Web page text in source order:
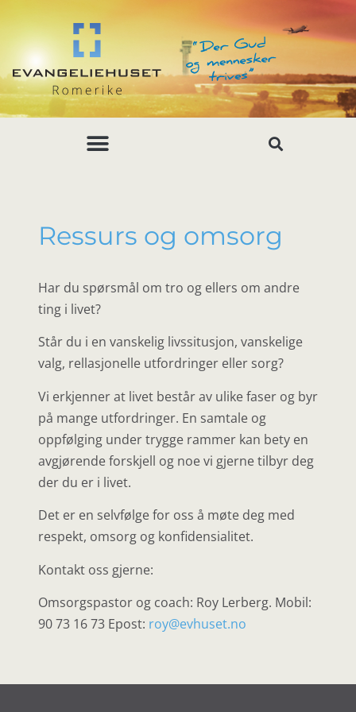
Ressurs og omsorg
Har du spørsmål om tro og ellers om andre
ting i livet?
Står du i en vanskelig livssitusjon, vanskelige
valg, rellasjonelle utfordringer eller sorg?
Vi erkjenner at livet består av ulike faser og byr
på mange utfordringer. En samtale og
oppfølging under trygge rammer kan bety en
avgjørende forskjell og noe vi gjerne tilbyr deg
der du er i livet.
Det er en selvfølge for oss å møte deg med
respekt, omsorg og konfidensialitet.
Kontakt oss gjerne:
Omsorgspastor og coach: Roy Lerberg. Mobil:
90 73 16 73 Epost: roy@evhuset.no